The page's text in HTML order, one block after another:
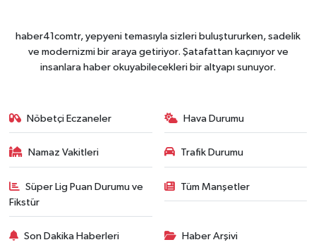
haber41comtr, yepyeni temasıyla sizleri buluştururken, sadelik
ve modernizmi bir araya getiriyor. Şatafattan kaçınıyor ve
insanlara haber okuyabilecekleri bir altyapı sunuyor.
Nöbetçi Eczaneler Hava Durumu
Namaz Vakitleri Trafik Durumu
Süper Lig Puan Durumu ve
Fikstür
Tüm Manşetler
Son Dakika Haberleri Haber Arşivi